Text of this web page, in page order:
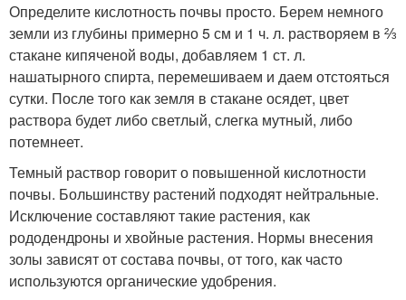
Определите кислотность почвы просто. Берем немного
земли из глубины примерно 5 см и 1 ч. л. растворяем в ⅔
стакане кипяченой воды, добавляем 1 ст. л.
нашатырного спирта, перемешиваем и даем отстояться
сутки. После того как земля в стакане осядет, цвет
раствора будет либо светлый, слегка мутный, либо
потемнеет.
Темный раствор говорит о повышенной кислотности
почвы. Большинству растений подходят нейтральные.
Исключение составляют такие растения, как
рододендроны и хвойные растения. Нормы внесения
золы зависят от состава почвы, от того, как часто
используются органические удобрения.